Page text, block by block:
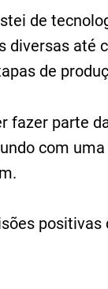
de
diversas até
de
fazer parte
com
positivas